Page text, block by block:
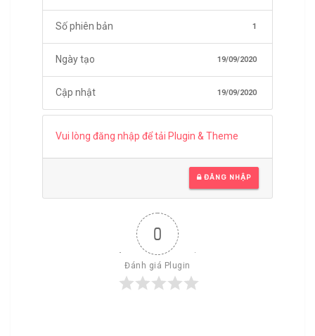
Số phiên bản 1
Ngày tạo 19/09/2020
Cập nhật 19/09/2020
Vui lòng đăng nhập để tải Plugin & Theme
ĐĂNG NHẬP
0
Đánh giá Plugin